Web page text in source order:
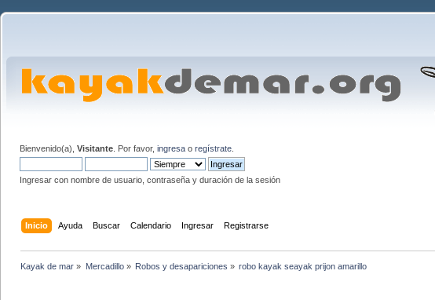
Bienvenido(a), Visitante . Por favor, ingresa o regístrate
Ingresar con nombre de usuario, contraseña y duración de la sesión
Inicio Ayuda Buscar Calendario Ingresar Registrarse
Kayak de mar » Mercadillo» Robos y desapariciones » robo kayak seayak prijon amarillo